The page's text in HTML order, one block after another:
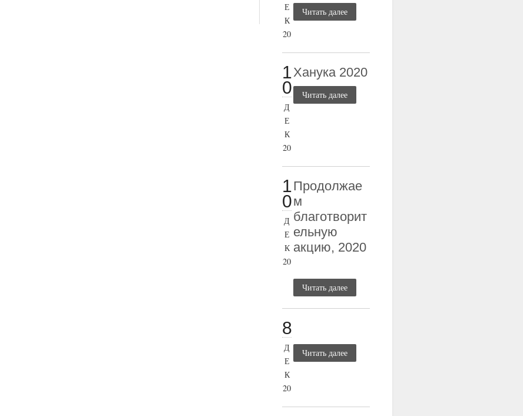
Е
К
20
Читать далее
1
0
Д
Е
К
20
Ханука 2020
Читать далее
1
0
Д
Е
К
20
Продолжае
м
благотворит
ельную
акцию, 2020
Читать далее
8
Д
Е
К
20
Читать далее